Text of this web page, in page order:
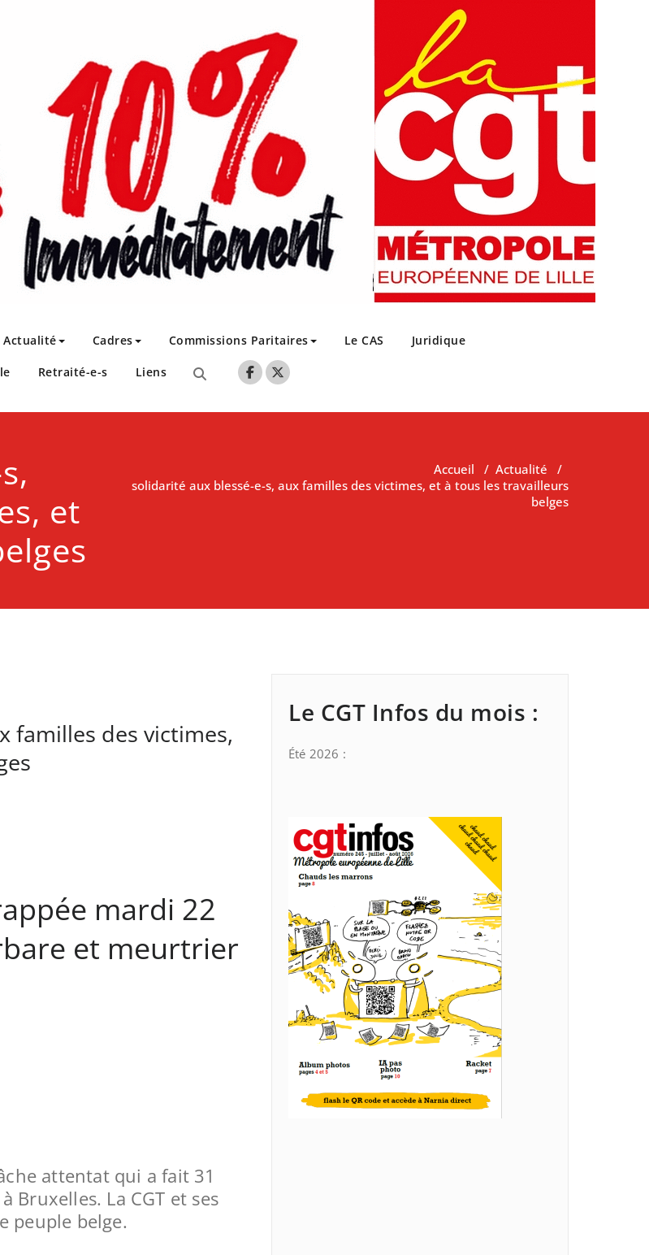
Lille
Actualité Cadres Commissions Paritaires Le CAS Juridique
Retraité-e-s Liens
et
Accueil / Actualité /
solidarité aux blessé-e-s, aux familles des victimes, et à tous les travailleurs
belges
familles des victimes,
mardi 22
et meurtrier
attentat qui a fait 31
Bruxelles. La CGT et ses
peuple belge.
Le CGT Infos du mois :
Été 2026 :